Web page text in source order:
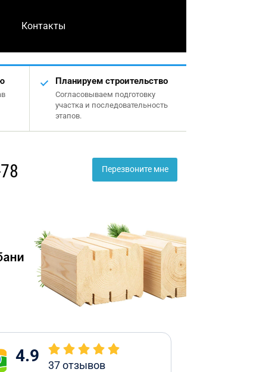
Контакты
Планируем строительство
Согласовываем подготовку
участка и последовательность
этапов.
Перезвоните мне
4.9 37отзывов